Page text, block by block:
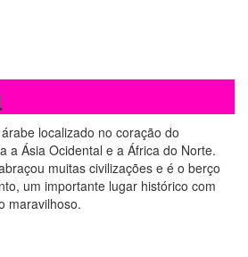
localizado no coração do
a Ásia Ocidental e a África do Norte.
muitas civilizações e é o berço
um importante lugar histórico com
maravilhoso.